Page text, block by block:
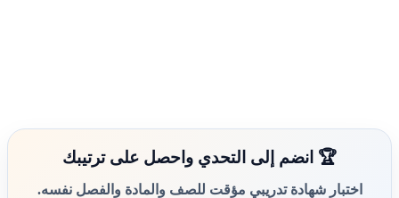
🏆 انضم إلى التحدي واحصل على ترتيبك
اختبار شهادة تدريبي مؤقت للصف والمادة والفصل نفسه.